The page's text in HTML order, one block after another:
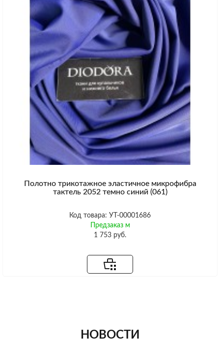
Полотно трикотажное эластичное микрофибра
тактель 2052 темно синий (061)
Код товара: УТ-00001686
Предзаказ м
1 753 руб.
НОВОСТИ